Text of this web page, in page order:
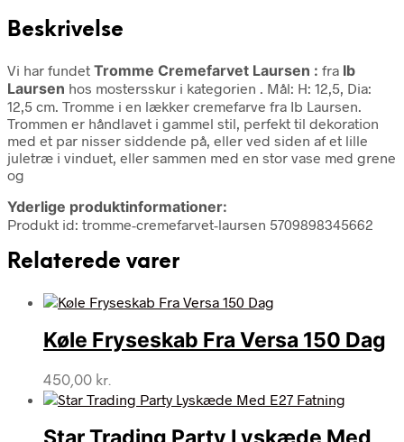
Beskrivelse
Vi har fundet Tromme Cremefarvet Laursen : fra Ib
Laursen hos mostersskur i kategorien . Mål: H: 12,5, Dia:
12,5 cm. Tromme i en lækker cremefarve fra Ib Laursen.
Trommen er håndlavet i gammel stil, perfekt til dekoration
med et par nisser siddende på, eller ved siden af et lille
juletræ i vinduet, eller sammen med en stor vase med grene
og
Yderlige produktinformationer:
Produkt id: tromme-cremefarvet-laursen 5709898345662
Relaterede varer
Køle Fryseskab Fra Versa 150 Dag
450,00 kr.